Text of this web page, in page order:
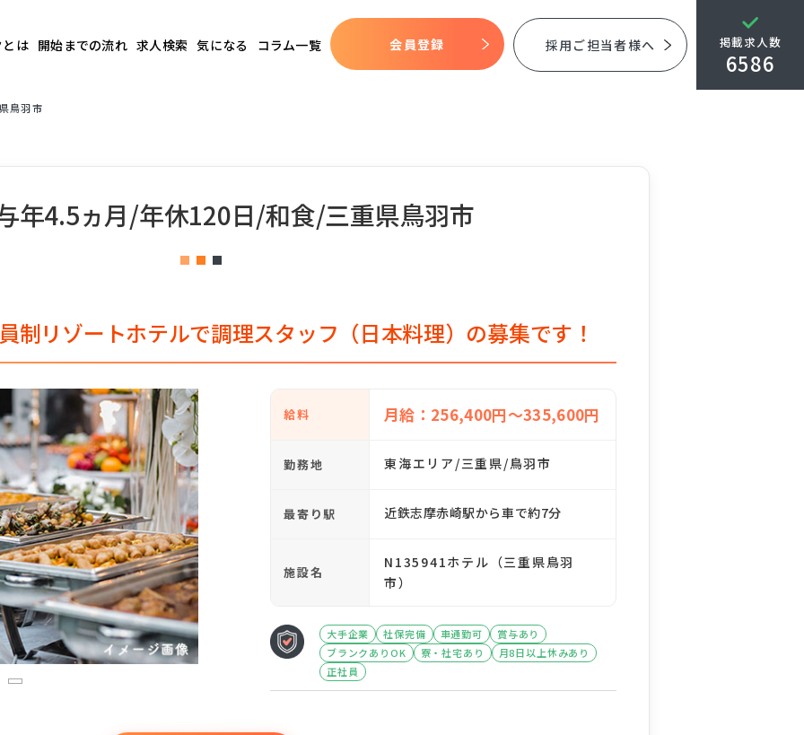
は 開始までの流れ 求人検索 気になる コラム一覧 会員登録 採用ご担当者様へ 掲載求人数
6586
鳥羽市
年4.5ヵ月/年休120日/和食/三重県鳥羽市
リゾートホテルで調理スタッフ（日本料理）の募集です！
3
給料 月給：256,400円～335,600円
勤務地 東海エリア/三重県/鳥羽市
最寄り駅 近鉄志摩赤崎駅から車で約7分
施設名
N135941ホテル（三重県鳥羽
市）
大手企業 社保完備 車通勤可
賞与あり
ブランクありOK
寮・社宅あり
月8日以上休みあり
正社員